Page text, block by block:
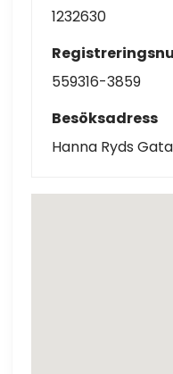
1232630
559316-3859
Besöksadress
Hanna Ryds